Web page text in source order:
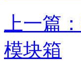
上一篇：
模块箱